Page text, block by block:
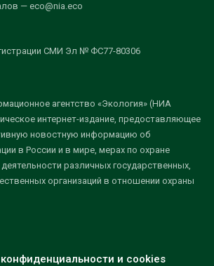
— eco@nia.eco
СМИ Эл № ФС77-80306
агентство «Экология» (НИА
интернет-издание, предоставляющее
новостную информацию об
в России и в мире, мерах по охране
различных государственных,
организаций в отношении охраны
и cookies